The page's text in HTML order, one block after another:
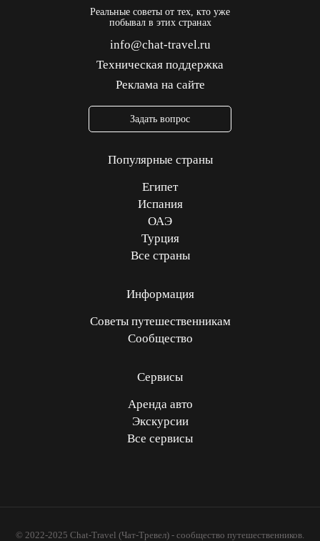
Реальные советы от тех, кто уже
побывал в этих странах
info@chat-travel.ru
Техническая поддержка
Реклама на сайте
Задать вопрос
Популярные страны
Египет
Испания
ОАЭ
Турция
Все страны
Информация
Советы путешественникам
Сообщество
Сервисы
Аренда авто
Экскурсии
Все сервисы
© 2022-2025 Chat-Travel (Чат-Тревел) - сообщество путешественников.